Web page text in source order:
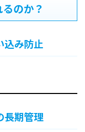
のか？
み防止
期管理